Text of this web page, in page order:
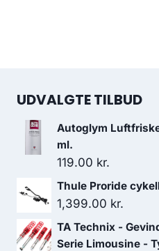
UDVALGTE TILBUD
Autoglym
ml.
119.00 kr.
Thule Proride
1,399.00 kr.
TA Technix -
Serie Limousine -